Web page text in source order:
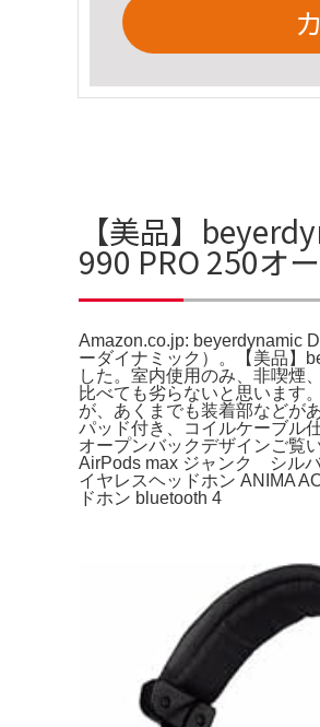
【美品】
990 PRO 250オ
Amazon.co.jp: beyerdynamic
ーダイナミック）。【美品】
した。室内使用のみ、非喫煙
比べても劣らないと思います
が、あくまでも装着部などが
パッド付き、コイルケーブル
オープンバックデザインご覧
AirPods max ジャンク シル
イヤレスヘッドホン ANIMA
ドホン bluetooth 4